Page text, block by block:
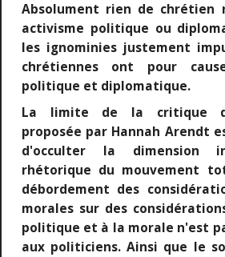
Absolument rien de
activisme politique ou
les ignominies justement
chrétiennes ont pour
politique et diplomatique.
La limite de la critique
proposée par Hannah Arendt
d'occulter la dimension
rhétorique du mouvement
débordement des
morales sur des
politique et à la morale n'est
aux politiciens. Ainsi que le